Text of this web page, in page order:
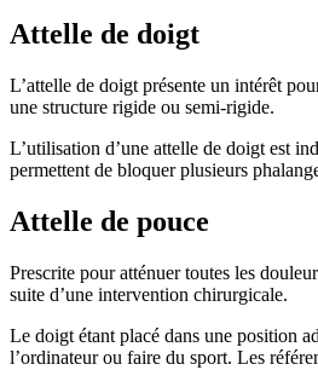
Attelle de doigt
L’attelle de doigt présente un intérêt
une structure rigide ou semi-rigide.
L’utilisation d’une attelle de doigt est
permettent de bloquer plusieurs
Attelle de pouce
Prescrite pour atténuer toutes les
suite d’une intervention chirurgicale.
Le doigt étant placé dans une position
l’ordinateur ou faire du sport. Les